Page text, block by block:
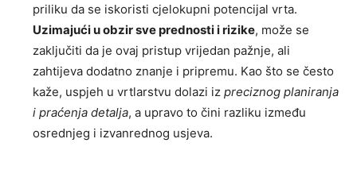
priliku da se iskoristi cjelokupni potencijal vrta.
Uzimajući u obzir sve prednosti i rizike, može se
zaključiti da je ovaj pristup vrijedan pažnje, ali
zahtijeva dodatno znanje i pripremu. Kao što se često
kaže, uspjeh u vrtlarstvu dolazi iz preciznog planiranja
i praćenja detalja, a upravo to čini razliku između
osrednjeg i izvanrednog usjeva.